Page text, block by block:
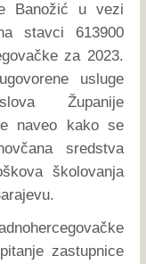
Banožić u vezi
stavci 613900
za 2023.
usluge
Županije
naveo kako se
sredstva
školovanja
zastupnice